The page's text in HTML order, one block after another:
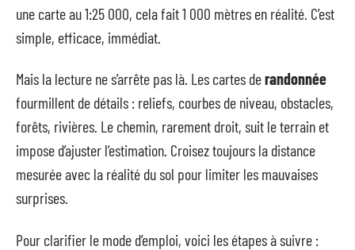
une carte au 1:25 000, cela fait 1 000 mètres en réalité. C’est
simple, efficace, immédiat.
Mais la lecture ne s’arrête pas là. Les cartes derandonnée
fourmillent de détails : reliefs, courbes de niveau, obstacles,
forêts, rivières. Le chemin, rarement droit, suit le terrain et
impose d’ajuster l’estimation. Croisez toujours la distance
mesurée avec la réalité du sol pour limiter les mauvaises
surprises.
Pour clarifier le mode d’emploi, voici les étapes à suivre :